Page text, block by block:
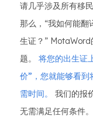
请几乎涉及所有移
那么，“我如何能翻
生证？” MotaWord
题。 将您的出生证
价”，您就能够看
需时间。
我们的报
无需满足任何条件